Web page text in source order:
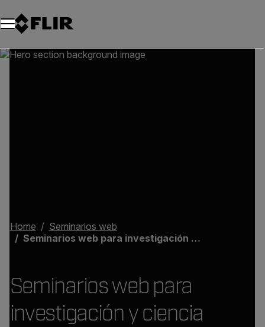
Home
Seminarios web
Seminarios web para investigación y ciencia
Seminarios web para
investigación y ciencia